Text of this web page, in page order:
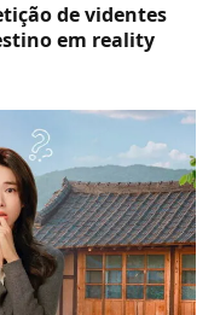
de videntes
em reality